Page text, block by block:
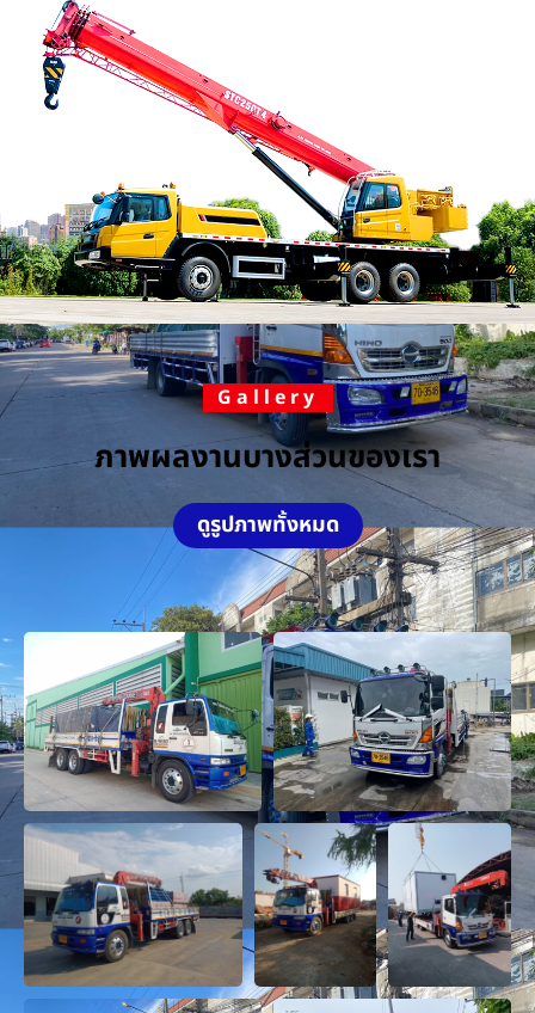
Gallery
ภาพผลงานบางส่วนของเรา
ดูรูปภาพทั้งหมด